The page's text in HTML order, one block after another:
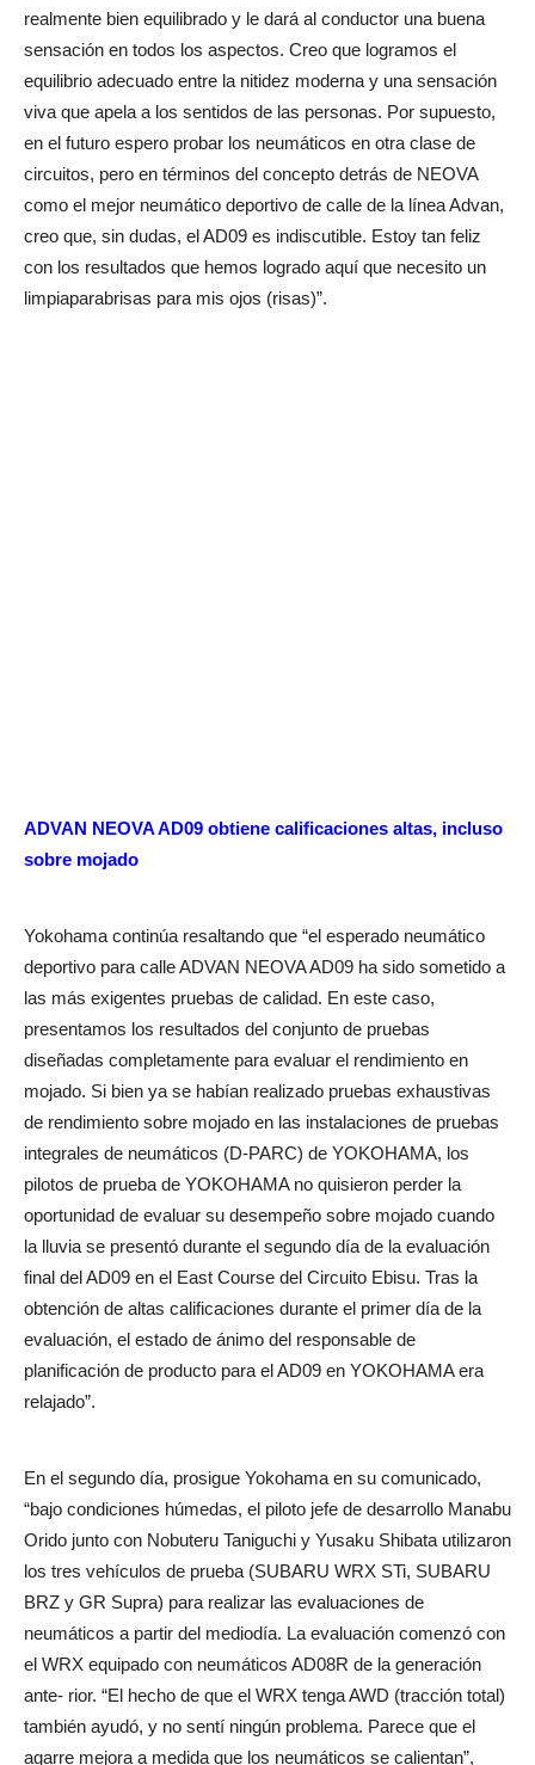
realmente bien equilibrado y le dará al conductor una buena
sensación en todos los aspectos. Creo que logramos el
equilibrio adecuado entre la nitidez moderna y una sensación
viva que apela a los sentidos de las personas. Por supuesto,
en el futuro espero probar los neumáticos en otra clase de
circuitos, pero en términos del concepto detrás de NEOVA
como el mejor neumático deportivo de calle de la línea Advan,
creo que, sin dudas, el AD09 es indiscutible. Estoy tan feliz
con los resultados que hemos logrado aquí que necesito un
limpiaparabrisas para mis ojos (risas)”.
ADVAN NEOVA AD09 obtiene calificaciones altas, incluso
sobre mojado
Yokohama continúa resaltando que “el esperado neumático
deportivo para calle ADVAN NEOVA AD09 ha sido sometido a
las más exigentes pruebas de calidad. En este caso,
presentamos los resultados del conjunto de pruebas
diseñadas completamente para evaluar el rendimiento en
mojado. Si bien ya se habían realizado pruebas exhaustivas
de rendimiento sobre mojado en las instalaciones de pruebas
integrales de neumáticos (D-PARC) de YOKOHAMA, los
pilotos de prueba de YOKOHAMA no quisieron perder la
oportunidad de evaluar su desempeño sobre mojado cuando
la lluvia se presentó durante el segundo día de la evaluación
final del AD09 en el East Course del Circuito Ebisu. Tras la
obtención de altas calificaciones durante el primer día de la
evaluación, el estado de ánimo del responsable de
planificación de producto para el AD09 en YOKOHAMA era
relajado”.
En el segundo día, prosigue Yokohama en su comunicado,
“bajo condiciones húmedas, el piloto jefe de desarrollo Manabu
Orido junto con Nobuteru Taniguchi y Yusaku Shibata utilizaron
los tres vehículos de prueba (SUBARU WRX STi, SUBARU
BRZ y GR Supra) para realizar las evaluaciones de
neumáticos a partir del mediodía. La evaluación comenzó con
el WRX equipado con neumáticos AD08R de la generación
ante- rior. “El hecho de que el WRX tenga AWD (tracción total)
también ayudó, y no sentí ningún problema. Parece que el
agarre mejora a medida que los neumáticos se calientan”,